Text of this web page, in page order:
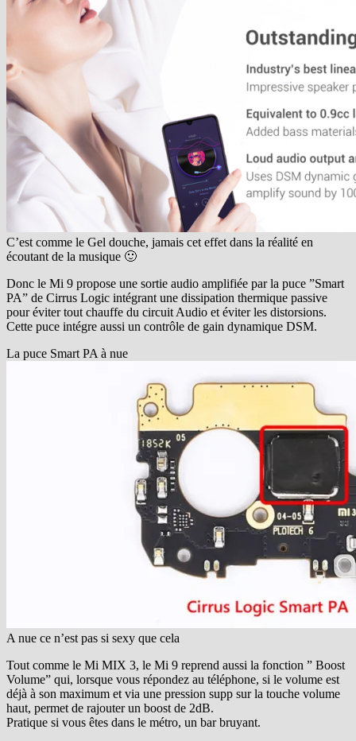
C’est comme le Gel douche, jamais cet effet dans la réalité en
écoutant de la musique 🙂
Donc le Mi 9 propose une sortie audio amplifiée par la puce ”Smart
PA” de Cirrus Logic intégrant une dissipation thermique passive
pour éviter tout chauffe du circuit Audio et éviter les distorsions.
Cette puce intégre aussi un contrôle de gain dynamique DSM.
La puce Smart PA à nue
A nue ce n’est pas si sexy que cela
Tout comme le Mi MIX 3, le Mi 9 reprend aussi la fonction ” Boost
Volume” qui, lorsque vous répondez au téléphone, si le volume est
déjà à son maximum et via une pression supp sur la touche volume
haut, permet de rajouter un boost de 2dB.
Pratique si vous êtes dans le métro, un bar bruyant.